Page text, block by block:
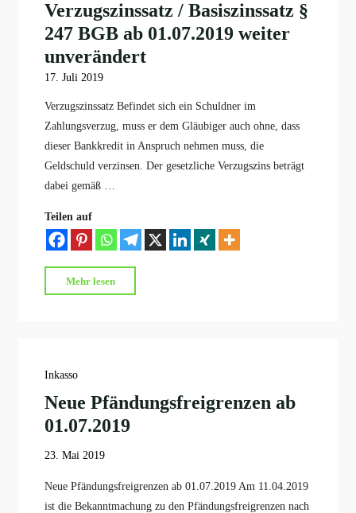
Verzugszinssatz / Basiszinssatz §
247 BGB ab 01.07.2019 weiter
unverändert
17. Juli 2019
Verzugszinssatz Befindet sich ein Schuldner im
Zahlungsverzug, muss er dem Gläubiger auch ohne, dass
dieser Bankkredit in Anspruch nehmen muss, die
Geldschuld verzinsen. Der gesetzliche Verzugszins beträgt
dabei gemäß …
Teilen auf
Mehr lesen
ab
01.07.2019
Inkasso
Neue Pfändungsfreigrenzen ab
01.07.2019
23. Mai 2019
Neue Pfändungsfreigrenzen ab 01.07.2019 Am 11.04.2019
ist die Bekanntmachung zu den Pfändungsfreigrenzen nach